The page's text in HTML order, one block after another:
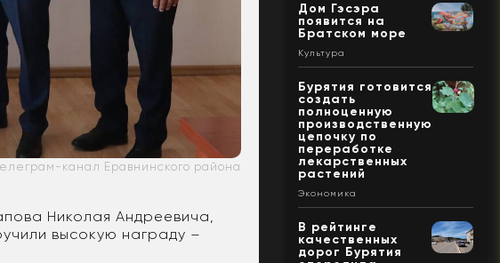
канал Еравнинского района
Николая Андреевича,
высокую награду –
Дом Гэсэра
появится на
Братском море
Культура
Бурятия готовится
создать
полноценную
производственную
цепочку по
переработке
лекарственных
растений
Экономика
В рейтинге
качественных
дорог Бурятия